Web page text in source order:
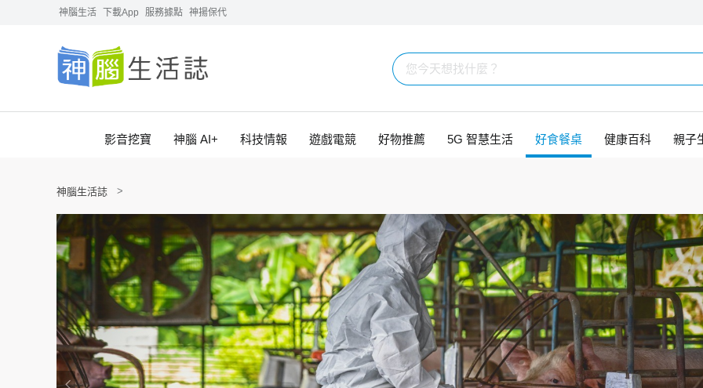
神腦生活 下載App 服務據點 神揚保代
影音挖寶 神腦 AI+ 科技情報 遊戲電競 好物推薦 5G 智慧生活 好食餐桌 健康百科 親子
神腦生活誌